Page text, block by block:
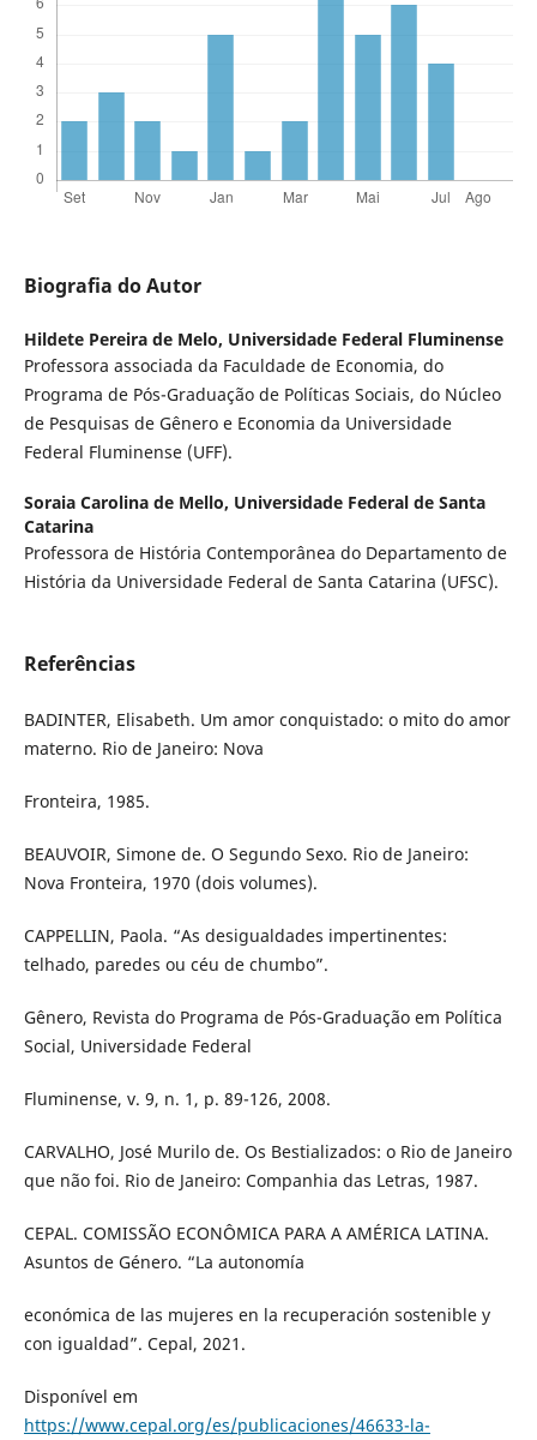
Biografia do Autor
Hildete Pereira de Melo, Universidade Federal Fluminense
Professora associada da Faculdade de Economia, do
Programa de Pós-Graduação de Políticas Sociais, do Núcleo
de Pesquisas de Gênero e Economia da Universidade
Federal Fluminense (UFF).
Soraia Carolina de Mello, Universidade Federal de Santa
Catarina
Professora de História Contemporânea do Departamento de
História da Universidade Federal de Santa Catarina (UFSC).
Referências
BADINTER, Elisabeth. Um amor conquistado: o mito do amor
materno. Rio de Janeiro: Nova
Fronteira, 1985.
BEAUVOIR, Simone de. O Segundo Sexo. Rio de Janeiro:
Nova Fronteira, 1970 (dois volumes).
CAPPELLIN, Paola. “As desigualdades impertinentes:
telhado, paredes ou céu de chumbo”.
Gênero, Revista do Programa de Pós-Graduação em Política
Social, Universidade Federal
Fluminense, v. 9, n. 1, p. 89-126, 2008.
CARVALHO, José Murilo de. Os Bestializados: o Rio de Janeiro
que não foi. Rio de Janeiro: Companhia das Letras, 1987.
CEPAL. COMISSÃO ECONÔMICA PARA A AMÉRICA LATINA.
Asuntos de Género. “La autonomía
económica de las mujeres en la recuperación sostenible y
con igualdad”. Cepal, 2021.
Disponível em
https://www.cepal.org/es/publicaciones/46633-la-